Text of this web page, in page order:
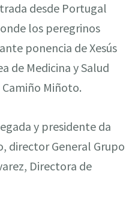
desde Portugal
los peregrinos
ponencia de Xesús
de Medicina y Salud
Miñoto.
y presidente da
director General Grupo
Directora de